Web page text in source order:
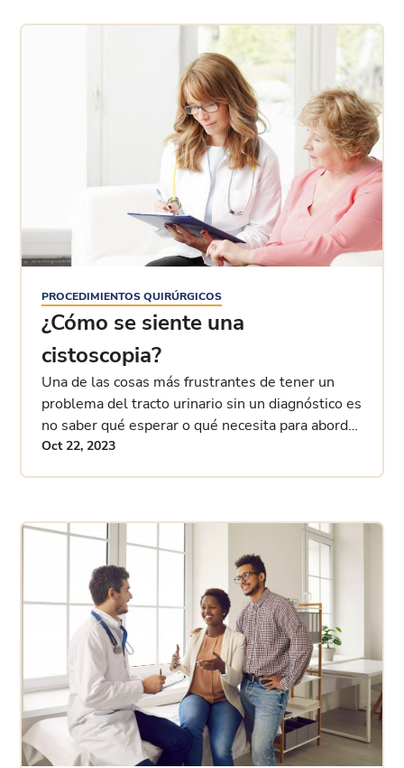
PROCEDIMIENTOS QUIRÚRGICOS
¿Cómo se siente una
cistoscopia?
Una de las cosas más frustrantes de tener un
problema del tracto urinario sin un diagnóstico es
no saber qué esperar o qué necesita para abordar
su problema.
Oct 22, 2023